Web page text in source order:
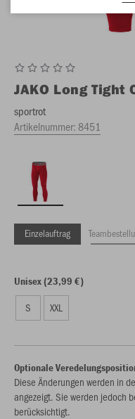
JAKO Long Tight
sportrot
Artikelnummer:8451
Einzelauftrag
Unisex (23,99 €)
S XXL
Optionale
Diese Änderungen werden in
angezeigt. Sie werden jedoch
berücksichtigt.